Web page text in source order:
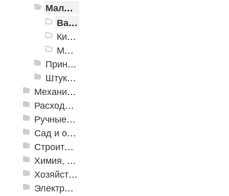
Малярные инструменты
Валики и ролики
Кисти
Макловицы
Принадлежности для малярно-штукатурных работ
Штукатурный инструмент
Механизированные инструменты
Расходные инструменты
Ручные инструменты
Сад и огород
Строительная Химия и принадлежности
Химия, крепеж, СИЗ
Хозяйственные принадлежности
Электрика и свет